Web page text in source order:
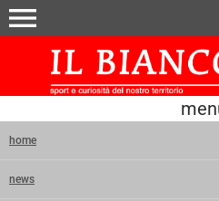
menu
home
news